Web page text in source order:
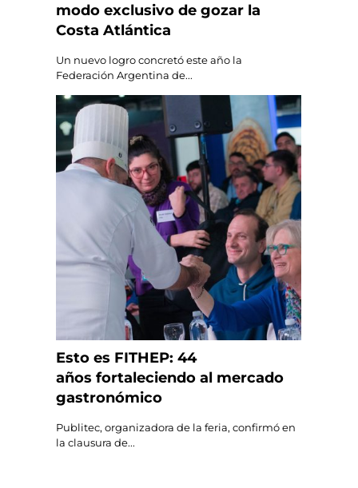
modo exclusivo de gozar la
Costa Atlántica
Un nuevo logro concretó este año la
Federación Argentina de...
Esto es FITHEP: 44
años fortaleciendo al mercado
gastronómico
Publitec, organizadora de la feria, confirmó en
la clausura de...